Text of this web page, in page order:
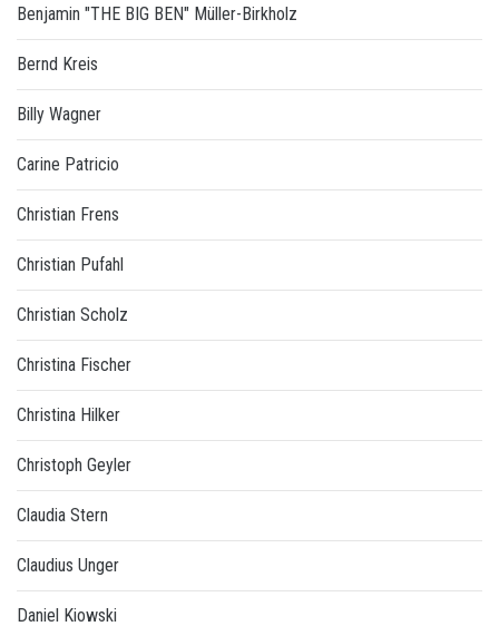
Benjamin "THE BIG BEN" Müller-Birkholz
Bernd Kreis
Billy Wagner
Carine Patricio
Christian Frens
Christian Pufahl
Christian Scholz
Christina Fischer
Christina Hilker
Christoph Geyler
Claudia Stern
Claudius Unger
Daniel Kiowski